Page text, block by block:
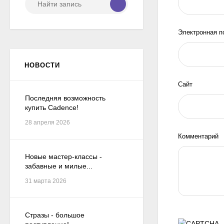
Электронная
Сайт
Комментарий
НОВОСТИ
Последняя возможность
купить Cadence!
28 апреля 2026
Новые мастер-классы -
забавные и милые...
31 марта 2026
Стразы - большое